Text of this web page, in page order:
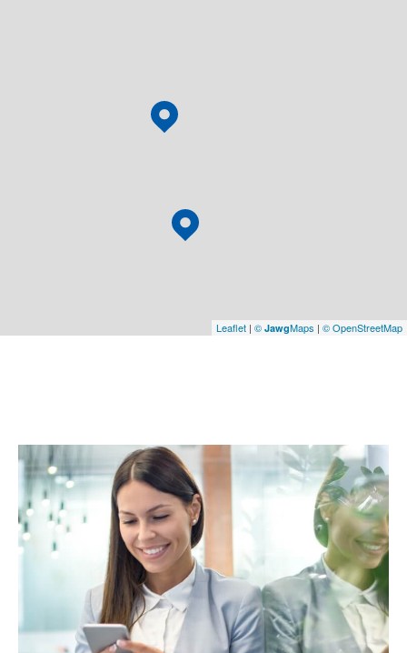
Leaflet | © JawgMaps | © OpenStreetMap